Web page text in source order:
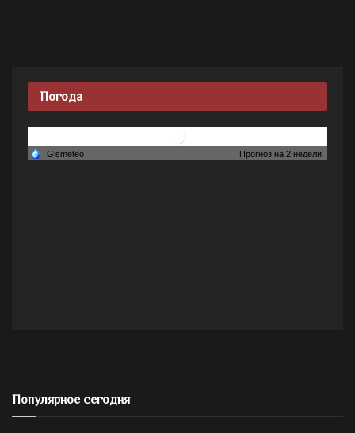
Погода
Популярное сегодня